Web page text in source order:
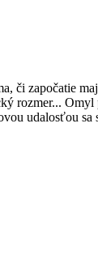
či započatie
rozmer...
udalosťou sa